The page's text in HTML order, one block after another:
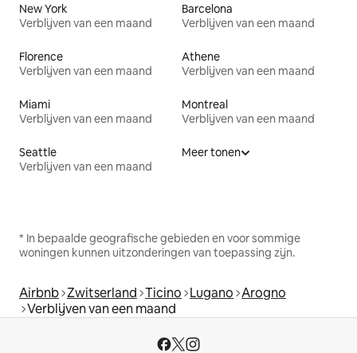
New York
Verblijven van een maand
Barcelona
Verblijven van een maand
Florence
Verblijven van een maand
Athene
Verblijven van een maand
Miami
Verblijven van een maand
Montreal
Verblijven van een maand
Seattle
Verblijven van een maand
Meer tonen
* In bepaalde geografische gebieden en voor sommige
woningen kunnen uitzonderingen van toepassing zijn.
Airbnb Zwitserland Ticino Lugano Arogno
Verblijven van een maand